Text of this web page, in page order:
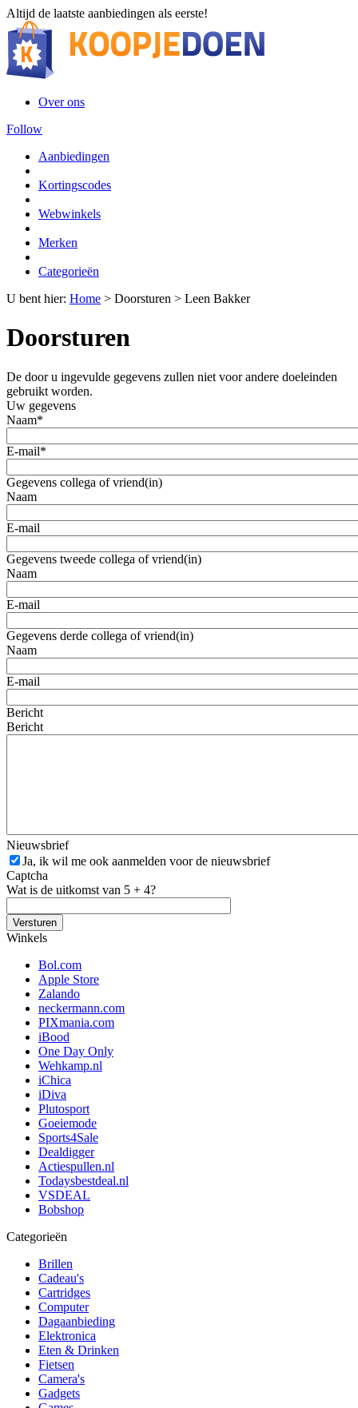
Altijd de laatste aanbiedingen als eerste!
Over ons
Follow
Aanbiedingen
Kortingscodes
Webwinkels
Merken
Categorieën
U bent hier: Home > Doorsturen > Leen Bakker
Doorsturen
De door u ingevulde gegevens zullen niet voor andere doeleinden
gebruikt worden.
Uw gegevens
Naam*
E-mail*
Gegevens collega of vriend(in)
Naam
E-mail
Gegevens tweede collega of vriend(in)
Naam
E-mail
Gegevens derde collega of vriend(in)
Naam
E-mail
Bericht
Bericht
Nieuwsbrief
Ja, ik wil me ook aanmelden voor de nieuwsbrief
Captcha
Wat is de uitkomst van 5 + 4?
Winkels
Bol.com
Apple Store
Zalando
neckermann.com
PIXmania.com
iBood
One Day Only
Wehkamp.nl
iChica
iDiva
Plutosport
Goeiemode
Sports4Sale
Dealdigger
Actiespullen.nl
Todaysbestdeal.nl
VSDEAL
Bobshop
Categorieën
Brillen
Cadeau's
Cartridges
Computer
Dagaanbieding
Elektronica
Eten & Drinken
Fietsen
Camera's
Gadgets